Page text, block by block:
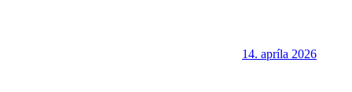
14. apríla 2026